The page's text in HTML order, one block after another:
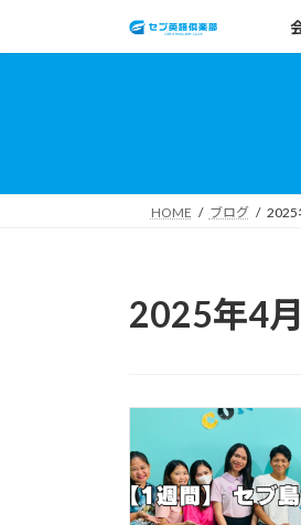
キ
に
HOME ブログ 2025
2025年4月